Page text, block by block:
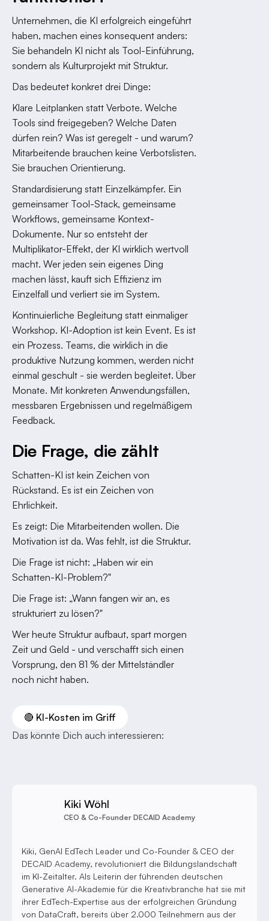
Unternehmen, die KI erfolgreich eingeführt
haben, machen eines konsequent anders:
Sie behandeln KI nicht als Tool-Einführung,
sondern als Kulturprojekt mit Struktur.
Das bedeutet konkret drei Dinge:
Klare Leitplanken statt Verbote. Welche
Tools sind freigegeben? Welche Daten
dürfen rein? Was ist geregelt - und warum?
Mitarbeitende brauchen keine Verbotslisten.
Sie brauchen Orientierung.
Standardisierung statt Einzelkämpfer. Ein
gemeinsamer Tool-Stack, gemeinsame
Workflows, gemeinsame Kontext-
Dokumente. Nur so entsteht der
Multiplikator-Effekt, der KI wirklich wertvoll
macht. Wer jeden sein eigenes Ding
machen lässt, kauft sich Effizienz im
Einzelfall und verliert sie im System.
Kontinuierliche Begleitung statt einmaliger
Workshop. KI-Adoption ist kein Event. Es ist
ein Prozess. Teams, die wirklich in die
produktive Nutzung kommen, werden nicht
einmal geschult - sie werden begleitet. Über
Monate. Mit konkreten Anwendungsfällen,
messbaren Ergebnissen und regelmäßigem
Feedback.
Die Frage, die zählt
Schatten-KI ist kein Zeichen von
Rückstand. Es ist ein Zeichen von
Ehrlichkeit.
Es zeigt: Die Mitarbeitenden wollen. Die
Motivation ist da. Was fehlt, ist die Struktur.
Die Frage ist nicht: „Haben wir ein
Schatten-KI-Problem?"
Die Frage ist: „Wann fangen wir an, es
strukturiert zu lösen?"
Wer heute Struktur aufbaut, spart morgen
Zeit und Geld - und verschafft sich einen
Vorsprung, den 81 % der Mittelständler
noch nicht haben.
🔴 KI-Kosten im Griff
Das könnte Dich auch interessieren:
Kiki Wöhl
CEO & Co-Founder DECAID Academy
Kiki, GenAI EdTech Leader und Co-Founder & CEO der
DECAID Academy, revolutioniert die Bildungslandschaft
im KI-Zeitalter. Als Leiterin der führenden deutschen
Generative AI-Akademie für die Kreativbranche hat sie mit
ihrer EdTech-Expertise aus der erfolgreichen Gründung
von DataCraft, bereits über 2.000 Teilnehmern aus der